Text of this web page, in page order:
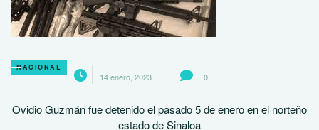
NACIONAL
14 enero, 2023 0
Ovidio Guzmán fue detenido el pasado 5 de enero en el norteño
estado de Sinaloa